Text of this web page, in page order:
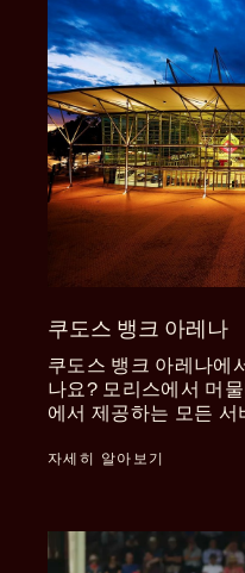
쿠도스 뱅크 아레나
쿠도스 뱅크 아레나에
나요? 모리스에서 머
에서 제공하는 모든
자세히 알아보기